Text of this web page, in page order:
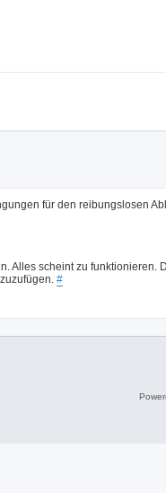
für den reibungslosen
Alles scheint zu
#